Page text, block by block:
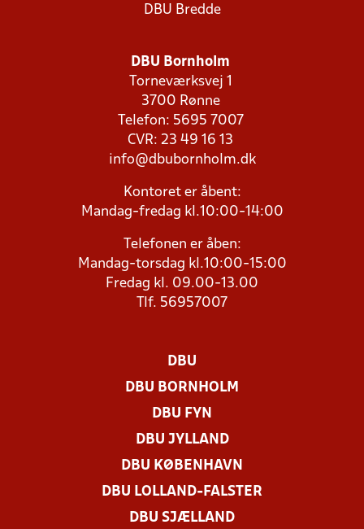
DBU Bredde
DBU Bornholm
Torneværksvej 1
3700 Rønne
Telefon: 5695 7007
CVR: 23 49 16 13
info@dbubornholm.dk
Kontoret er åbent:
Mandag-fredag kl.10:00-14:00
Telefonen er åben:
Mandag-torsdag kl.10:00-15:00
Fredag kl. 09.00-13.00
Tlf. 56957007
DBU
DBU BORNHOLM
DBU FYN
DBU JYLLAND
DBU KØBENHAVN
DBU LOLLAND-FALSTER
DBU SJÆLLAND